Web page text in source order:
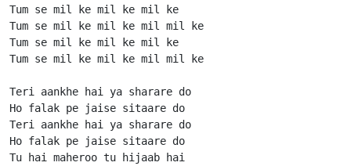
Tum se mil ke mil ke mil ke
Tum se mil ke mil ke mil mil ke
Tum se mil ke mil ke mil ke
Tum se mil ke mil ke mil mil ke
Teri aankhe hai ya sharare do
Ho falak pe jaise sitaare do
Teri aankhe hai ya sharare do
Ho falak pe jaise sitaare do
Tu hai maheroo tu hijaab hai